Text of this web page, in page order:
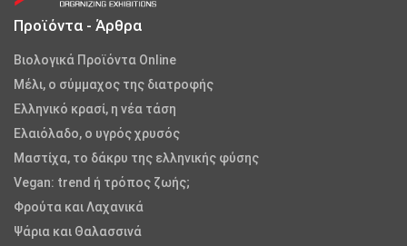
Προϊόντα - Άρθρα
Βιολογικά Προϊόντα Online
Μέλι, ο σύμμαχος της διατροφής
Ελληνικό κρασί, η νέα τάση
Ελαιόλαδο, ο υγρός χρυσός
Μαστίχα, το δάκρυ της ελληνικής φύσης
Vegan: trend ή τρόπος ζωής;
Φρούτα και Λαχανικά
Ψάρια και Θαλασσινά